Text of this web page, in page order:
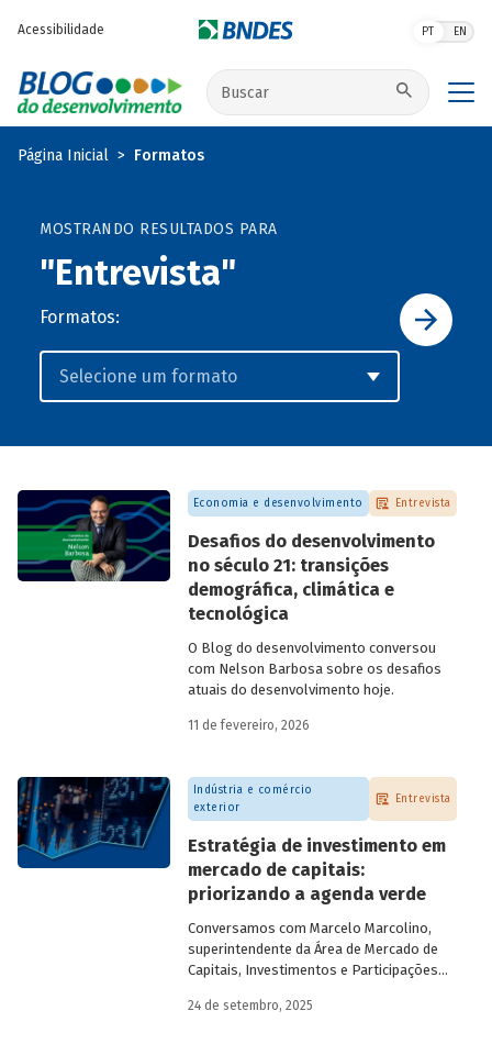
Acessibilidade PT EN
Buscar no site
Página Inicial Formatos
MOSTRANDO RESULTADOS PARA
"Entrevista"
Formatos:
Economia e desenvolvimento Entrevista
Desafios do desenvolvimento
no século 21: transições
demográfica, climática e
tecnológica
O Blog do desenvolvimento conversou
com Nelson Barbosa sobre os desafios
atuais do desenvolvimento hoje.
11 de fevereiro, 2026
Indústria e comércio
exterior
Entrevista
Estratégia de investimento em
mercado de capitais:
priorizando a agenda verde
Conversamos com Marcelo Marcolino,
superintendente da Área de Mercado de
Capitais, Investimentos e Participações
novas empresas investidas pela
24 de setembro, 2025